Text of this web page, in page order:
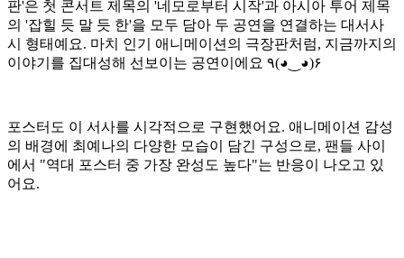
판'은 첫 콘서트 제목의 '네모로부터 시작'과 아시아 투어 제목
의 '잡힐 듯 말 듯 한'을 모두 담아 두 공연을 연결하는 대서사
시 형태예요. 마치 인기 애니메이션의 극장판처럼, 지금까지의
이야기를 집대성해 선보이는 공연이에요 ٩(◕‿◕)۶
포스터도 이 서사를 시각적으로 구현했어요. 애니메이션 감성
의 배경에 최예나의 다양한 모습이 담긴 구성으로, 팬들 사이
에서 "역대 포스터 중 가장 완성도 높다"는 반응이 나오고 있
어요.